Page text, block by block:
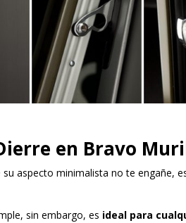
en Bravo
aspecto minimalista no te engañe,
sin embargo, es ideal para